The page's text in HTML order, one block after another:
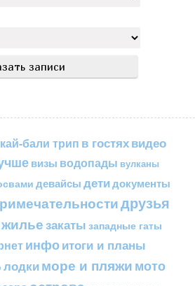
бали трип в гостяхвидео
визы водопады вулканы
девайсы детидокументы
друзья
жильезакаты западные гаты
инфоитоги и планы
лодкиморе и пляжимото